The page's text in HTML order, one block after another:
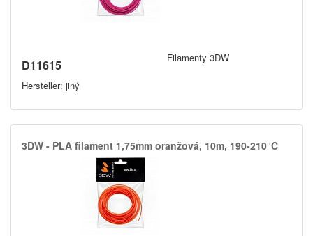
D11615
Hersteller: jiný
Filamenty 3DW
3DW -​ PLA filament 1,​75mm oranžová,​ 10m,​ 190-210°C